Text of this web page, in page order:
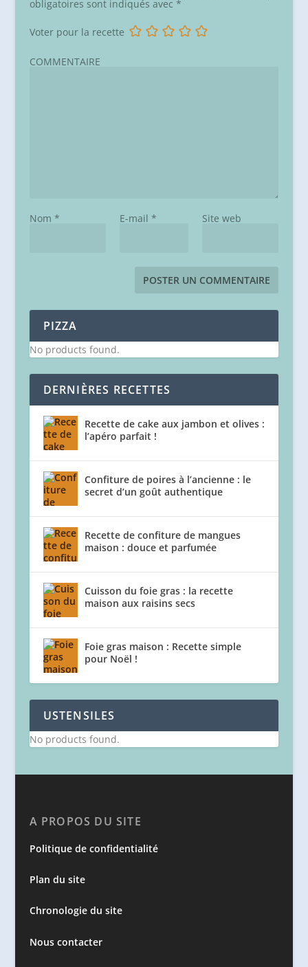
obligatoires sont indiqués avec *
Voter pour la recette
COMMENTAIRE
Nom * E-mail * Site web
PIZZA
No products found.
DERNIÈRES RECETTES
Recette de cake aux jambon et olives :
l’apéro parfait !
Confiture de poires à l’ancienne : le
secret d’un goût authentique
Recette de confiture de mangues
maison : douce et parfumée
Cuisson du foie gras : la recette
maison aux raisins secs
Foie gras maison : Recette simple
pour Noël !
USTENSILES
No products found.
A PROPOS DU SITE
Politique de confidentialité
Plan du site
Chronologie du site
Nous contacter